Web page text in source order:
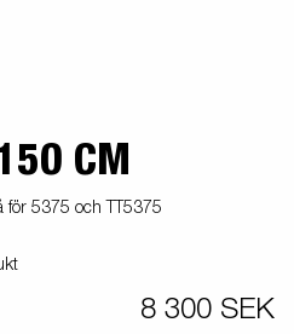
CM
5375 och TT5375
8 300 SEK